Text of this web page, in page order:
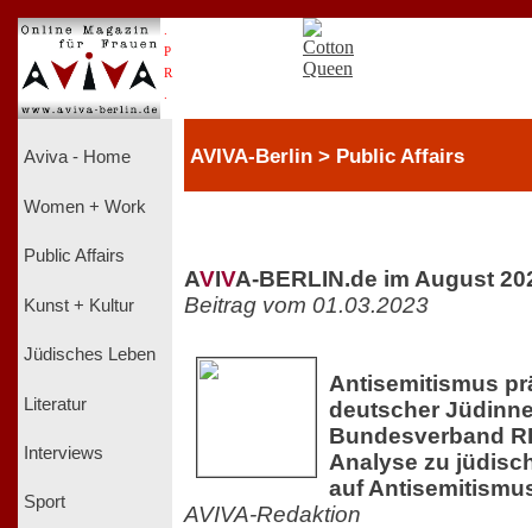
P
R
Aviva - Home
Women + Work
Public Affairs
Kunst + Kultur
Jüdisches Leben
Literatur
Interviews
Sport
AVIVA-Berlin > Public Affairs
AVIVA-BERLIN.de im August
Beitrag vom 01.03.2023
Antisemitismus
deutscher
Bundesverband
Analyse zu
auf
AVIVA-Redaktion